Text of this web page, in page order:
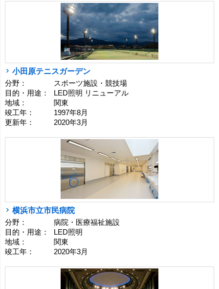
小田原テニスガーデン
分野：
スポーツ施設・競技場
目的・用途：
LED照明 リニューアル
地域：
関東
竣工年：
1997年8月
更新年：
2020年3月
横浜市立市民病院
分野：
病院・医療福祉施設
目的・用途：
LED照明
地域：
関東
竣工年：
2020年3月